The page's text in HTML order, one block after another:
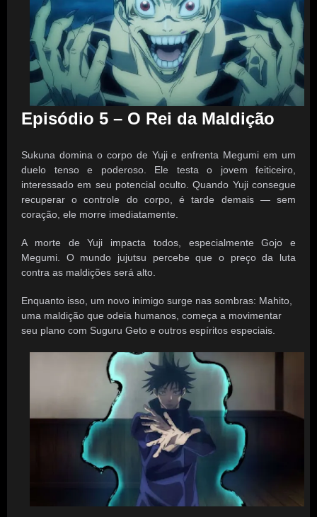
Episódio 5 – O Rei da Maldição
Sukuna domina o corpo de Yuji e enfrenta Megumi em um
duelo tenso e poderoso. Ele testa o jovem feiticeiro,
interessado em seu potencial oculto. Quando Yuji consegue
recuperar o controle do corpo, é tarde demais — sem
coração, ele morre imediatamente.
A morte de Yuji impacta todos, especialmente Gojo e
Megumi. O mundo jujutsu percebe que o preço da luta
contra as maldições será alto.
Enquanto isso, um novo inimigo surge nas sombras: Mahito,
uma maldição que odeia humanos, começa a movimentar
seu plano com Suguru Geto e outros espíritos especiais.